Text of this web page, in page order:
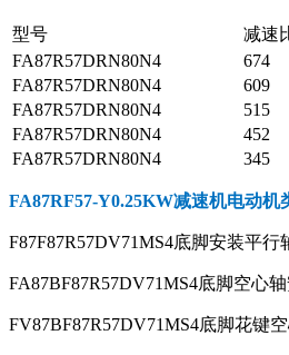
型号 减速
FA87R57DRN80N4
674
FA87R57DRN80N4
609
FA87R57DRN80N4
515
FA87R57DRN80N4
452
FA87R57DRN80N4
345
FA87RF57-Y0.25KW减速机电动机
F87F87R57DV71MS4底脚安装平
FA87BF87R57DV71MS4底脚空心
FV87BF87R57DV71MS4底脚花键